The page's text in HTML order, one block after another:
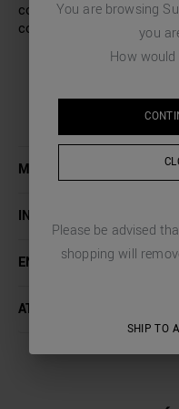
corazón, el parche del
completan el look con un
MÁS INFORMACIÓN
INSTRUCCIONES DE LAVADO
ENVÍO Y DEVOLUCIONES
ATENCIÓN AL CLIENTE
You are browsing
you
How
Please be advised
shopping will
SHIP TO